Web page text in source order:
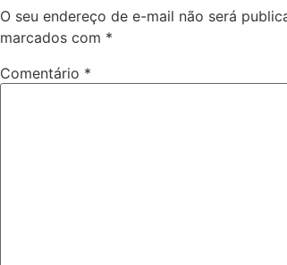
O seu endereço de e-mail não será
marcados com *
Comentário *